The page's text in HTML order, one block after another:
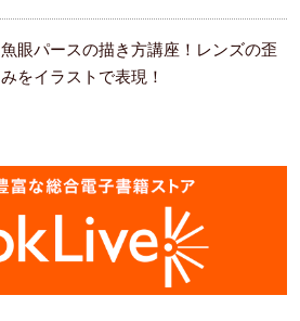
ます。
魚眼パースの描き方講座！レンズの歪
みをイラストで表現！